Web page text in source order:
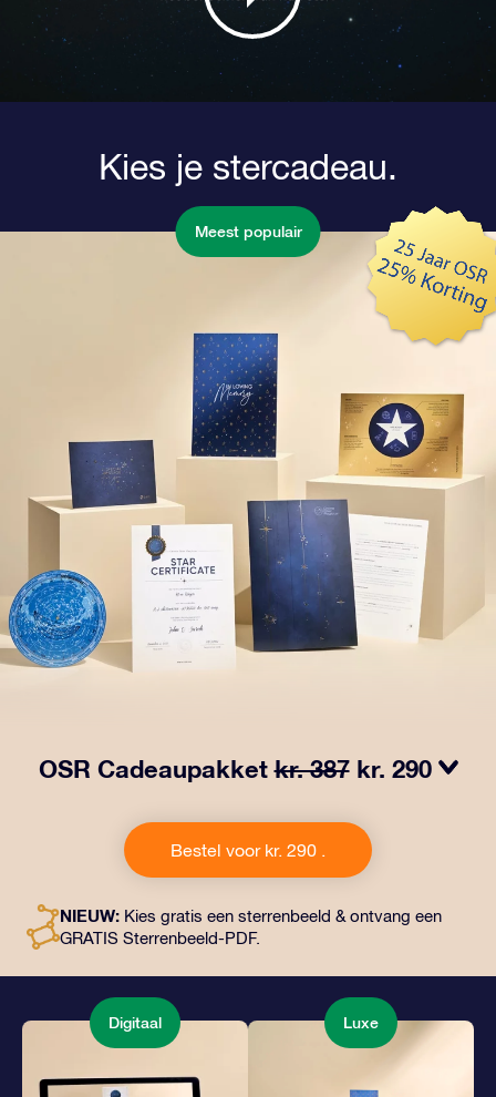
Kies je stercadeau.
Meest populair
OSR Cadeaupakketkr. 387 kr. 290
cadeau bevat een prachtige envelop en
gepersonaliseerde documenten die naar een adres
naar keuze worden verzonden, evenals digitale
een magische manier om een blijvend cadeau te geven
aan vrienden en dierbaren.
Bestel voor kr. 290 .
NIEUW: Kies gratis een sterrenbeeld & ontvang een
GRATIS Sterrenbeeld-PDF.
Digitaal Luxe